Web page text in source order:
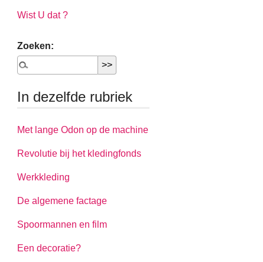
Wist U dat ?
Zoeken:
In dezelfde rubriek
Met lange Odon op de machine
Revolutie bij het kledingfonds
Werkkleding
De algemene factage
Spoormannen en film
Een decoratie?